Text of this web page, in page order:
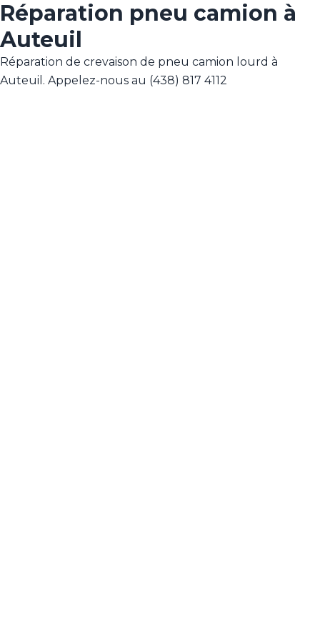
Réparation pneu camion à
Auteuil
Réparation de crevaison de pneu camion lourd à
Auteuil. Appelez-nous au (438) 817 4112